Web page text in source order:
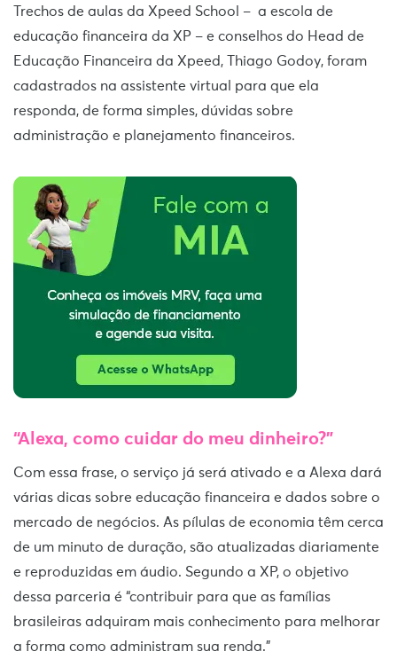
Trechos de aulas da Xpeed School – a escola de
educação financeira da XP – e conselhos do Head de
Educação Financeira da Xpeed, Thiago Godoy, foram
cadastrados na assistente virtual para que ela
responda, de forma simples, dúvidas sobre
administração e planejamento financeiros.
“Alexa, como cuidar do meu dinheiro?”
Com essa frase, o serviço já será ativado e a Alexa dará
várias dicas sobre educação financeira e dados sobre o
mercado de negócios. As pílulas de economia têm cerca
de um minuto de duração, são atualizadas diariamente
e reproduzidas em áudio. Segundo a XP, o objetivo
dessa parceria é “contribuir para que as famílias
brasileiras adquiram mais conhecimento para melhorar
a forma como administram sua renda.”